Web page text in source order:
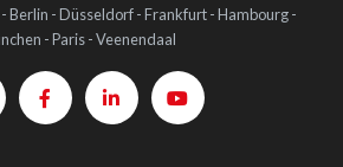
Berlin - Düsseldorf - Frankfurt - Hambourg -
- Paris - Veenendaal